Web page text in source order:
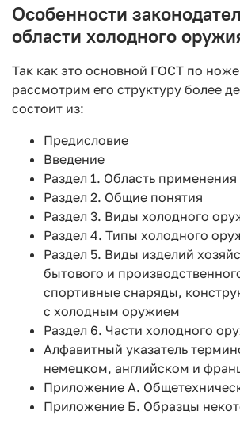
Особенности
области холодного
Так как это основной ГОСТ по
рассмотрим его структуру более
состоит из:
Предисловие
Введение
Раздел 1. Область применения
Раздел 2. Общие понятия
Раздел 3. Виды холодного
Раздел 4. Типы холодного
Раздел 5. Виды изделий
бытового и
спортивные снаряды,
с холодным оружием
Раздел 6. Части холодного
Алфавитный указатель
немецком, английском и
Приложение А.
Приложение Б. Образцы